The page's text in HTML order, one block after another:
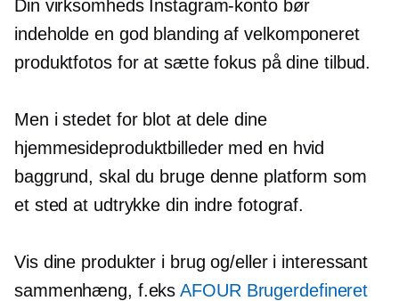
Din virksomheds Instagram-konto bør
indeholde en god blanding afvelkomponeret
produktfotos for at sætte fokus på dine tilbud.
Men i stedet for blot at dele dine
hjemmesideproduktbilleder med en hvid
baggrund, skal du bruge denne platform som
et sted at udtrykke din indre fotograf.
Vis dine produkter i brug og/eller i interessant
sammenhæng, f.eksAFOUR Brugerdefineret